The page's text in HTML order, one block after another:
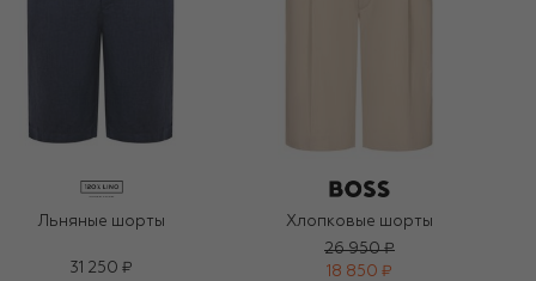
Льняные шорты
31 250 ₽
Хлопковые шорты
26 950 ₽
18 850 ₽